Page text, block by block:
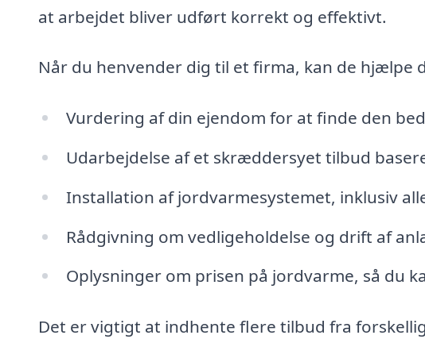
at arbejdet bliver udført korrekt og effektivt.
Når du henvender dig til et firma, kan de hjælpe
Vurdering af din ejendom for at finde den
Udarbejdelse af et skræddersyet tilbud
Installation af jordvarmesystemet, inklusiv
Rådgivning om vedligeholdelse og drift af
Oplysninger om prisen på jordvarme, så du
Det er vigtigt at indhente flere tilbud fra